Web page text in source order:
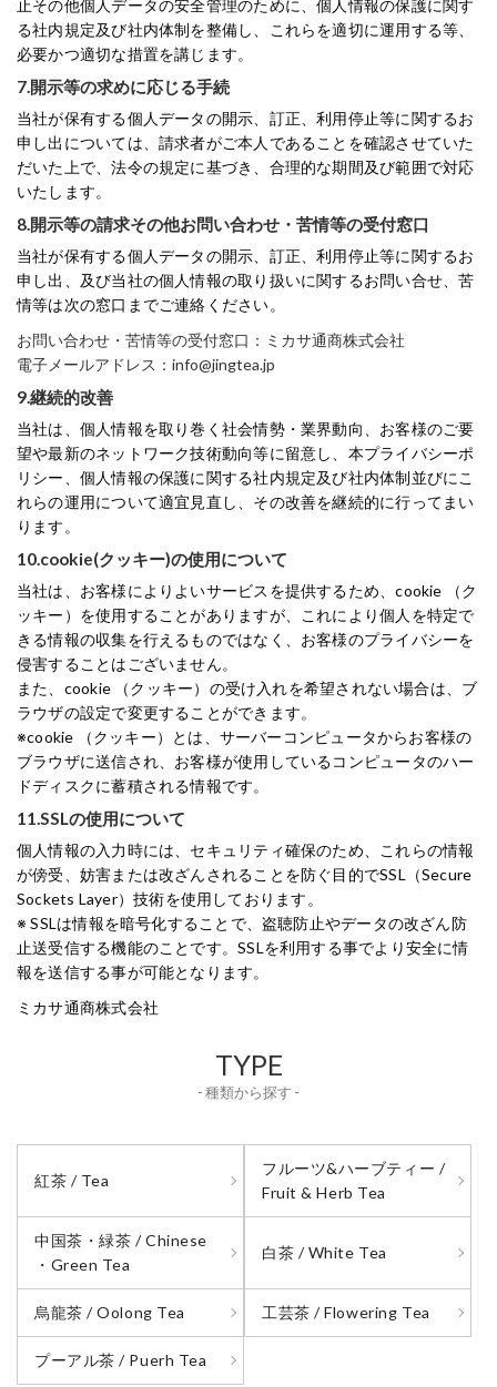
止その他個人データの安全管理のために、個人情報の保護に関す
る社内規定及び社内体制を整備し、これらを適切に運用する等、
必要かつ適切な措置を講じます。
7.開示等の求めに応じる手続
当社が保有する個人データの開示、訂正、利用停止等に関するお
申し出については、請求者がご本人であることを確認させていた
だいた上で、法令の規定に基づき、合理的な期間及び範囲で対応
いたします。
8.開示等の請求その他お問い合わせ・苦情等の受付窓口
当社が保有する個人データの開示、訂正、利用停止等に関するお
申し出、及び当社の個人情報の取り扱いに関するお問い合せ、苦
情等は次の窓口までご連絡ください。
お問い合わせ・苦情等の受付窓口：ミカサ通商株式会社
電子メールアドレス：info@jingtea.jp
9.継続的改善
当社は、個人情報を取り巻く社会情勢・業界動向、お客様のご要
望や最新のネットワーク技術動向等に留意し、本プライバシーポ
リシー、個人情報の保護に関する社内規定及び社内体制並びにこ
れらの運用について適宜見直し、その改善を継続的に行ってまい
ります。
10.cookie(クッキー)の使用について
当社は、お客様によりよいサービスを提供するため、cookie （ク
ッキー）を使用することがありますが、これにより個人を特定で
きる情報の収集を行えるものではなく、お客様のプライバシーを
侵害することはございません。
また、cookie （クッキー）の受け入れを希望されない場合は、ブ
ラウザの設定で変更することができます。
※cookie （クッキー）とは、サーバーコンピュータからお客様の
ブラウザに送信され、お客様が使用しているコンピュータのハー
ドディスクに蓄積される情報です。
11.SSLの使用について
個人情報の入力時には、セキュリティ確保のため、これらの情報
が傍受、妨害または改ざんされることを防ぐ目的でSSL（Secure
Sockets Layer）技術を使用しております。
※ SSLは情報を暗号化することで、盗聴防止やデータの改ざん防
止送受信する機能のことです。SSLを利用する事でより安全に情
報を送信する事が可能となります。
ミカサ通商株式会社
TYPE
- 種類から探す -
紅茶 / Tea
フルーツ&ハーブティー /
Fruit & Herb Tea
中国茶・緑茶 / Chinese
・Green Tea
白茶 / White Tea
烏龍茶 / Oolong Tea 工芸茶 / Flowering Tea
プーアル茶 / Puerh Tea